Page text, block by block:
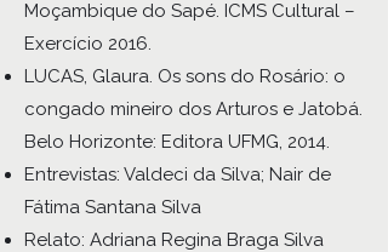
Moçambique do Sapé. ICMS Cultural –
Exercício 2016.
LUCAS, Glaura. Os sons do Rosário: o
congado mineiro dos Arturos e Jatobá.
Belo Horizonte: Editora UFMG, 2014.
Entrevistas: Valdeci da Silva; Nair de
Fátima Santana Silva
Relato: Adriana Regina Braga Silva